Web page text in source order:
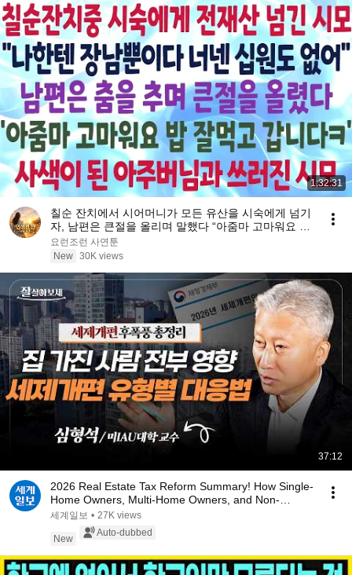
1:32:31
칠순 잔치에서 시어머니가 모든 유산을 시숙에게 넘기
자, 남편은 큰절을 올리며 말했다 “아줌마 고마워요 밥
잘먹고 갑니다ㅋ” 그 말에 시어머니는 쓰러졌다
요런조런 사연툰
New 30K views
37:12
2026 Real Estate Tax Reform Summary! How Single-
Home Owners, Multi-Home Owners, and Non-
Homeowner...
세계일보 • 27K views
New
Auto-dubbed